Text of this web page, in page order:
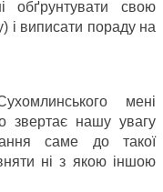
обґрунтувати свою
і виписати пораду на
мені
звертає нашу увагу
саме до такої
ні з якою іншою